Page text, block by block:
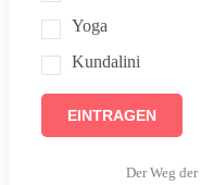
Yoga
Kundalini
EINTRAGEN
Der Weg